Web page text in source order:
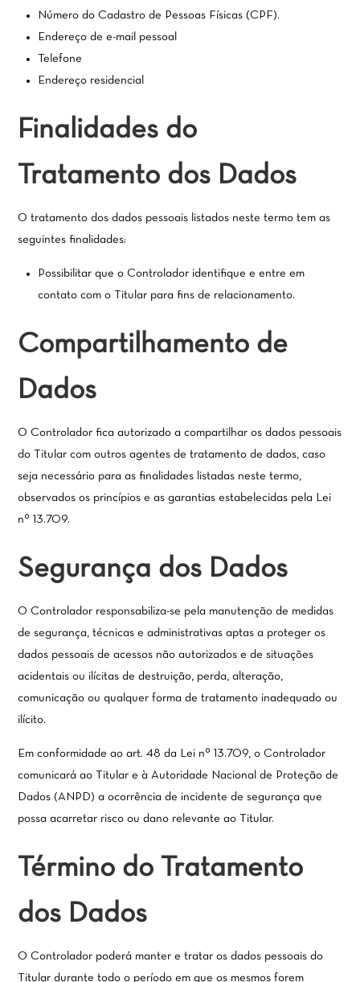
Número do Cadastro de Pessoas Físicas (CPF).
Endereço de e-mail pessoal
Telefone
Endereço residencial
Finalidades do
Tratamento dos Dados
O tratamento dos dados pessoais listados neste termo tem as
seguintes finalidades:
Possibilitar que o Controlador identifique e entre em
contato com o Titular para fins de relacionamento.
Compartilhamento de
Dados
O Controlador fica autorizado a compartilhar os dados pessoais
do Titular com outros agentes de tratamento de dados, caso
seja necessário para as finalidades listadas neste termo,
observados os princípios e as garantias estabelecidas pela Lei
nº 13.709.
Segurança dos Dados
O Controlador responsabiliza-se pela manutenção de medidas
de segurança, técnicas e administrativas aptas a proteger os
dados pessoais de acessos não autorizados e de situações
acidentais ou ilícitas de destruição, perda, alteração,
comunicação ou qualquer forma de tratamento inadequado ou
ilícito.
Em conformidade ao art. 48 da Lei nº 13.709, o Controlador
comunicará ao Titular e à Autoridade Nacional de Proteção de
Dados (ANPD) a ocorrência de incidente de segurança que
possa acarretar risco ou dano relevante ao Titular.
Término do Tratamento
dos Dados
O Controlador poderá manter e tratar os dados pessoais do
Titular durante todo o período em que os mesmos forem